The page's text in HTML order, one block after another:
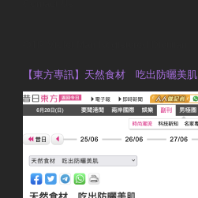
【東方專訊】天然食材 吃出防曬美肌